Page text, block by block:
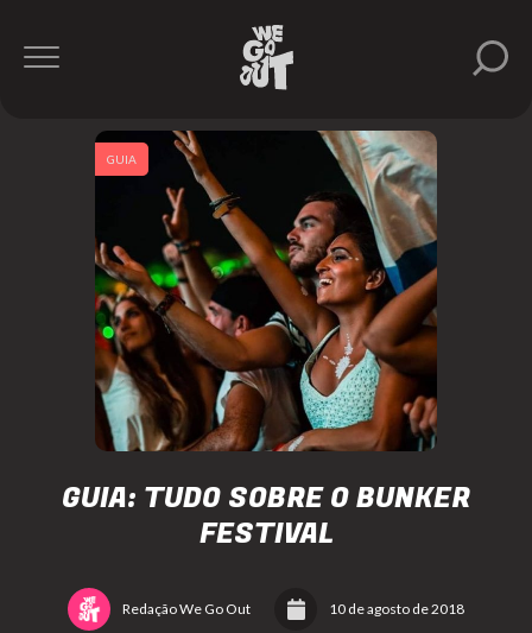
GUIA: TUDO SOBRE O BUNKER
FESTIVAL
Redação We Go Out 10 de agosto de 2018
GUIA